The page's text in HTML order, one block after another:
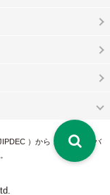
）から 、「 プライバ